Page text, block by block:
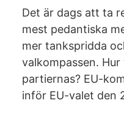
Det är dags att ta
mest pedantiska
mer tankspridda
valkompassen.
partiernas? EU-
inför EU-valet den